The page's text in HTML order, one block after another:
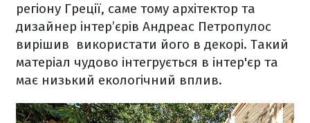
регіону Греції, саме тому архітектор та
дизайнер інтер’єрів Андреас Петропулос
вирішив використати його в декорі. Такий
матеріал чудово інтегрується в інтер'єр та
має низький екологічний вплив.